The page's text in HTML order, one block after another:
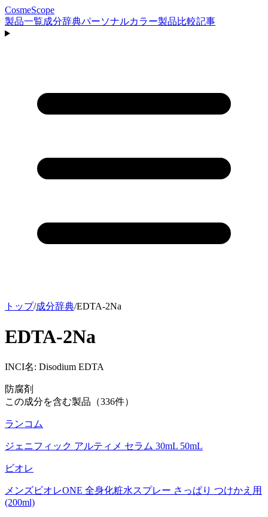
CosmeScope
製品一覧成分辞典パーソナルカラー製品比較記事
トップ/成分辞典/EDTA-2Na
EDTA-2Na
INCI名: Disodium EDTA
防腐剤
この成分を含む製品（336件）
ランコム
ジェニフィック アルティメ セラム 30mL 50mL
ビオレ
メンズビオレONE 全身化粧水スプレー さっぱり つけかえ用
(200ml)